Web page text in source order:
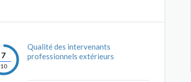
7
10
Qualité des intervenants
professionnels extérieurs